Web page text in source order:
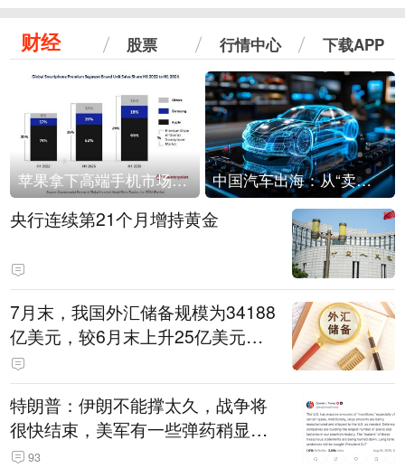
财经 股票 行情中心 下载APP
苹果拿下高端手机市场65%的份额：iPhone 17系列功不可没 中国汽车出海：从“卖出去”到“走进去”
央行连续第21个月增持黄金
7月末，我国外汇储备规模为34188
亿美元，较6月末上升25亿美元，
升幅为0.07%
特朗普：伊朗不能撑太久，战争将
很快结束，美军有一些弹药稍显紧
张！伊朗公布拟议的海峡管理文本
93